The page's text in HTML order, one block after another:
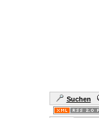
Suchen